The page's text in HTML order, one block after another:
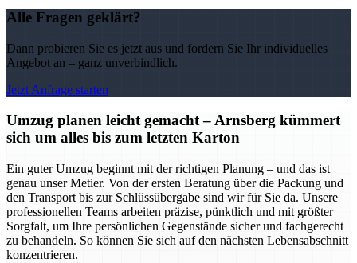
Alle Fragen geklärt?
Dann probieren Sie es jetzt aus und fordern Sie Ihr individuelles
Angebot an – ganz unverbindlich.
Jetzt Anfrage starten
Umzug planen leicht gemacht – Arnsberg kümmert
sich um alles bis zum letzten Karton
Ein guter Umzug beginnt mit der richtigen Planung – und das ist
genau unser Metier. Von der ersten Beratung über die Packung und
den Transport bis zur Schlüssübergabe sind wir für Sie da. Unsere
professionellen Teams arbeiten präzise, pünktlich und mit größter
Sorgfalt, um Ihre persönlichen Gegenstände sicher und fachgerecht
zu behandeln. So können Sie sich auf den nächsten Lebensabschnitt
konzentrieren.